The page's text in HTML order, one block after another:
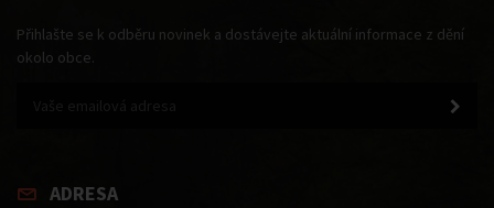
Přihlašte se k odběru novinek a dostávejte aktuální informace z dění
okolo obce.
ADRESA